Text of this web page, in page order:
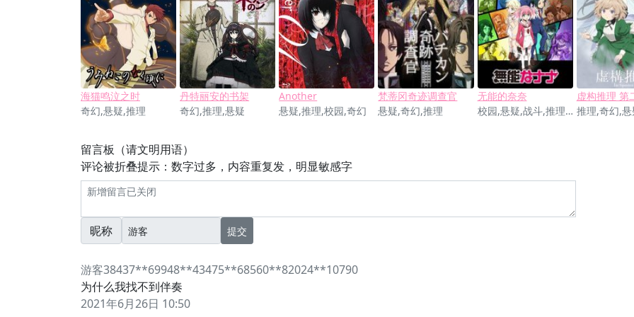
海猫鸣泣之时
奇幻,悬疑,推理
丹特丽安的书架
奇幻,推理,悬疑
Another
悬疑,推理,校园,奇幻
梵蒂冈奇迹调查官
悬疑,奇幻,推理
无能的奈奈
校园,悬疑,战斗,推理,奇幻
虚构推理 第
推理,奇幻,悬
留言板（请文明用语）
评论被折叠提示：数字过多，内容重复发，明显敏感字
昵称 提交
游客38437**69948**43475**68560**82024**10790
为什么我找不到伴奏
2021年6月26日 10:50